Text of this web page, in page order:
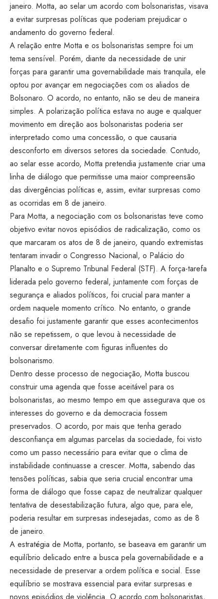
janeiro. Motta, ao selar um acordo com bolsonaristas, visava
a evitar surpresas políticas que poderiam prejudicar o
andamento do governo federal.
A relação entre Motta e os bolsonaristas sempre foi um
tema sensível. Porém, diante da necessidade de unir
forças para garantir uma governabilidade mais tranquila, ele
optou por avançar em negociações com os aliados de
Bolsonaro. O acordo, no entanto, não se deu de maneira
simples. A polarização política estava no auge e qualquer
movimento em direção aos bolsonaristas poderia ser
interpretado como uma concessão, o que causaria
desconforto em diversos setores da sociedade. Contudo,
ao selar esse acordo, Motta pretendia justamente criar uma
linha de diálogo que permitisse uma maior compreensão
das divergências políticas e, assim, evitar surpresas como
as ocorridas em 8 de janeiro.
Para Motta, a negociação com os bolsonaristas teve como
objetivo evitar novos episódios de radicalização, como os
que marcaram os atos de 8 de janeiro, quando extremistas
tentaram invadir o Congresso Nacional, o Palácio do
Planalto e o Supremo Tribunal Federal (STF). A força-tarefa
liderada pelo governo federal, juntamente com forças de
segurança e aliados políticos, foi crucial para manter a
ordem naquele momento crítico. No entanto, o grande
desafio foi justamente garantir que esses acontecimentos
não se repetissem, o que levou à necessidade de
conversar diretamente com figuras influentes do
bolsonarismo.
Dentro desse processo de negociação, Motta buscou
construir uma agenda que fosse aceitável para os
bolsonaristas, ao mesmo tempo em que assegurava que os
interesses do governo e da democracia fossem
preservados. O acordo, por mais que tenha gerado
desconfiança em algumas parcelas da sociedade, foi visto
como um passo necessário para evitar que o clima de
instabilidade continuasse a crescer. Motta, sabendo das
tensões políticas, sabia que seria crucial encontrar uma
forma de diálogo que fosse capaz de neutralizar qualquer
tentativa de desestabilização futura, algo que, para ele,
poderia resultar em surpresas indesejadas, como as de 8
de janeiro.
A estratégia de Motta, portanto, se baseava em garantir um
equilíbrio delicado entre a busca pela governabilidade e a
necessidade de preservar a ordem política e social. Esse
equilíbrio se mostrava essencial para evitar surpresas e